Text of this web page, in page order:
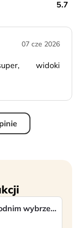
5.7
07 cze 2026
widoki
Rejs BBQ po wschodnim wybrzeżu (w j. polskim)